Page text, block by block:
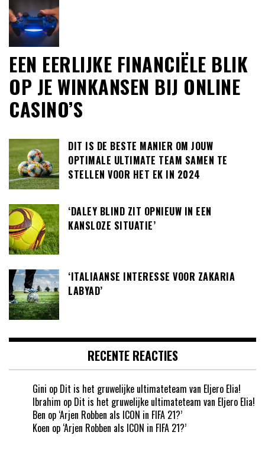
EEN EERLIJKE FINANCIËLE BLIK
OP JE WINKANSEN BIJ ONLINE
CASINO’S
DIT IS DE BESTE MANIER OM JOUW
OPTIMALE ULTIMATE TEAM SAMEN TE
STELLEN VOOR HET EK IN 2024
‘DALEY BLIND ZIT OPNIEUW IN EEN
KANSLOZE SITUATIE’
‘ITALIAANSE INTERESSE VOOR ZAKARIA
LABYAD’
RECENTE REACTIES
Gini op Dit is het gruwelijke ultimateteam van Eljero Elia!
Ibrahim op Dit is het gruwelijke ultimateteam van Eljero Elia!
Ben op ‘Arjen Robben als ICON in FIFA 21?’
Koen op ‘Arjen Robben als ICON in FIFA 21?’